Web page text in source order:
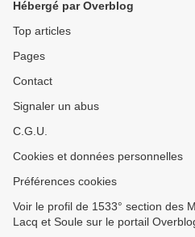
Hébergé par Overblog
Top articles
Pages
Contact
Signaler un abus
C.G.U.
Cookies et données personnelles
Préférences cookies
Voir le profil de 1533° section des
Lacq et Soule sur le portail